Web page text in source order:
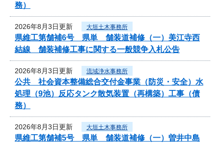
務）
2026年8月3日更新 大垣土木事務所
県維工第舗補6号 県単 舗装道補修（一）美江寺西
結線 舗装補修工事に関する一般競争入札公告
2026年8月3日更新 流域浄水事務所
公共 社会資本整備総合交付金事業（防災・安全）水
処理（9池）反応タンク散気装置（再構築）工事（債
務）
2026年8月3日更新 大垣土木事務所
県維工第舗補5号 県単 舗装道補修（一）曽井中島